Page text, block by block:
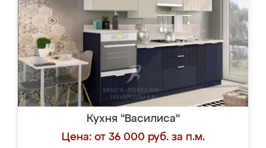
Кухня "Василиса"
Цена: от 36 000 руб. за п.м.